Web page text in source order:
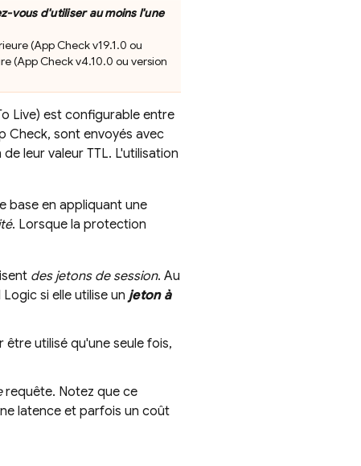
vous d'utiliser au moins l'une
(App Checkv19.1.0 ou
(App Checkv4.10.0 ou version
Live) est configurable entre
Check, sont envoyés avec
leur valeur TTL. L'utilisation
base en appliquant une
. Lorsque la protection
des jetons de session. Au
Logic si elle utilise un jeton à
être utilisé qu'une seule fois,
requête. Notez que ce
latence et parfois un coût